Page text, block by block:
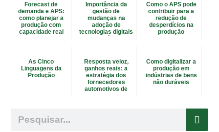
Forecast de
demanda e APS:
como planejar a
produção com
capacidade real
Importância da
gestão de
mudanças na
adoção de
tecnologias digitais
Como o APS pode
contribuir para a
redução de
desperdícios na
produção
As Cinco
Linguagens da
Produção
Resposta veloz,
ganhos reais: a
estratégia dos
fornecedores
automotivos de
Como digitalizar a
produção em
indústrias de bens
não duráveis